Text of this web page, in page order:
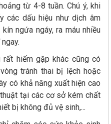
từ 4-8 tuần. Chú ý, khi
các dấu hiệu như dịch âm
ngứa ngáy, ra máu nhiều
hiếm gặp khác cũng có
tránh thai bị lệch hoặc
có khả năng xuất hiện cao
tại các cơ sở kém chất
bị không đủ vệ sinh,...